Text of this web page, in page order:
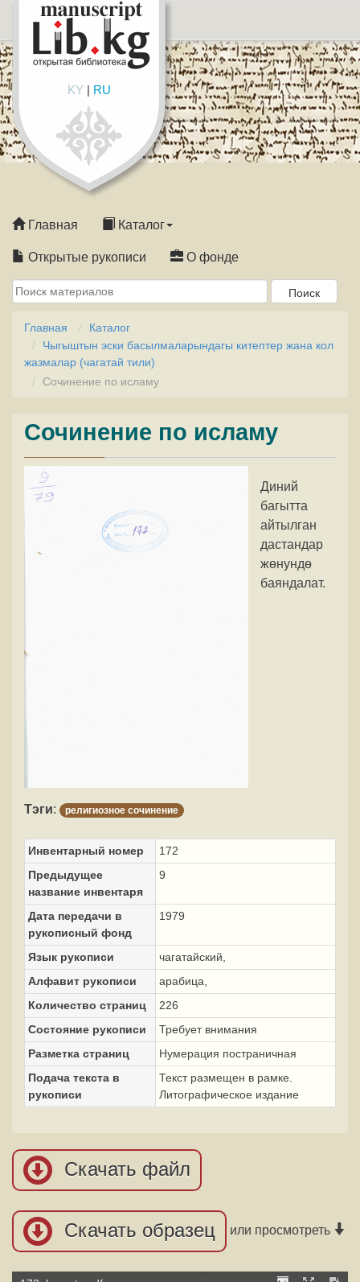
KY| RU
Главная Каталог
Открытые рукописи О фонде
Главная
Каталог
Чыгыштын эски басылмаларындагы китептер жана кол
жазмалар (чагатай тили)
Сочинение по исламу
Сочинение по исламу
Диний
багытта
айтылган
дастандар
жөнундө
баяндалат.
Тэги: религиозное сочинение
Инвентарный номер
172
Предыдущее
название инвентаря
9
Дата передачи в
рукописный фонд
1979
Язык рукописи
чагатайский,
Алфавит рукописи
арабица,
Количество страниц
226
Состояние рукописи
Требует внимания
Разметка страниц
Нумерация постраничная
Подача текста в
рукописи
Текст размещен в рамке.
Литографическое издание
Скачать файл
Скачать образец или просмотреть